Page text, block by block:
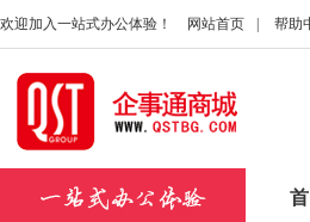
欢迎加入一站式办公体验！ 网站首页 帮助